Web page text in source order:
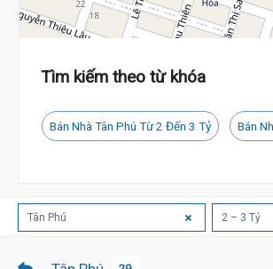
Tìm kiếm theo từ khóa
Bán Nhà Tân Phú Từ 2 Đến 3 Tỷ Bán
Tân Phú 2 – 3 Tỷ